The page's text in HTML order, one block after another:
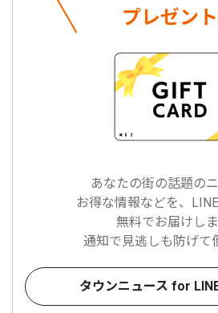
プレゼント
あなたの街の話題の
お得な情報などを、
無料でお届けしま
通知で見逃しも防げて
タウンニュース for